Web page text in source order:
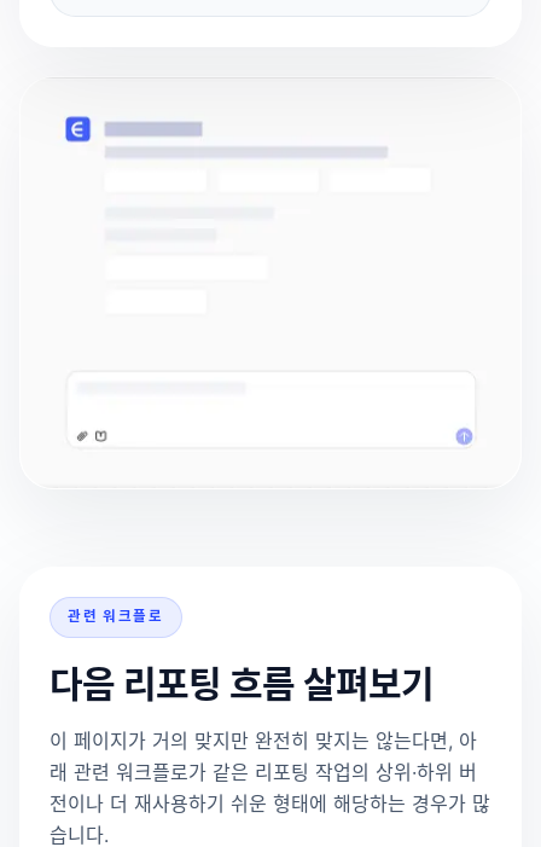
관련 워크플로
다음 리포팅 흐름 살펴보기
이 페이지가 거의 맞지만 완전히 맞지는 않는다면, 아
래 관련 워크플로가 같은 리포팅 작업의 상위·하위 버
전이나 더 재사용하기 쉬운 형태에 해당하는 경우가 많
습니다.